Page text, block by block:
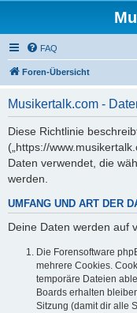
FAQ
Foren-Übersicht
Musikertalk.com -
Diese Richtlinie
(„https://
Daten verwendet, die
werden.
UMFANG UND ART DER
Deine Daten werden auf
Die Forensoftware
mehrere Cookies.
temporäre Dateien
Boards erhalten
Sitzung (damit dir alle